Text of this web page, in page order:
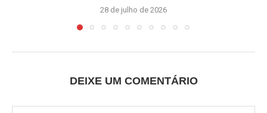
28 de julho de 2026
DEIXE UM COMENTÁRIO